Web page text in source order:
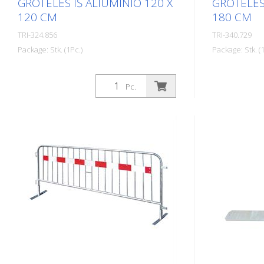
120 CM
TRI-324.856
Package: Stk. (1Pc.)
Triopan aliuminio šulinių užtvaros
idealiai tinka greitam ir matomam
šulinių ar panašių darbų užtvėrimui.
išbandytos žirklinio tinklo
technologijos Triopan šulinių užtvaras
lengva tvarkyti, o transportuojant ir
sandėliuojant jos užima nedaug
vietos. Privalumai: - Idealiai tinka
šulinių darbams - Užima nedaug vietos
sandėliuojant ir transportuojant -
Pc.
180 CM
TRI-340.729
Package: Stk.
Triopan
idealiai
šulinių ar
vietos.
šulinių